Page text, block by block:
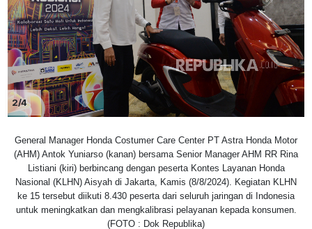
2/4
General Manager Honda Costumer Care Center PT Astra Honda Motor
(AHM) Antok Yuniarso (kanan) bersama Senior Manager AHM RR Rina
Listiani (kiri) berbincang dengan peserta Kontes Layanan Honda
Nasional (KLHN) Aisyah di Jakarta, Kamis (8/8/2024). Kegiatan KLHN
ke 15 tersebut diikuti 8.430 peserta dari seluruh jaringan di Indonesia
untuk meningkatkan dan mengkalibrasi pelayanan kepada konsumen.
(FOTO : Dok Republika)